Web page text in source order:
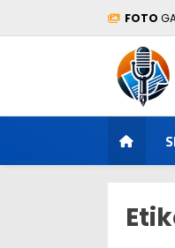
FOTO